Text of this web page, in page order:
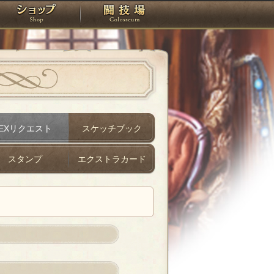
タジオ ショップ 闘技場
リクエスト スケッチブック
スタンプ エクストラカード